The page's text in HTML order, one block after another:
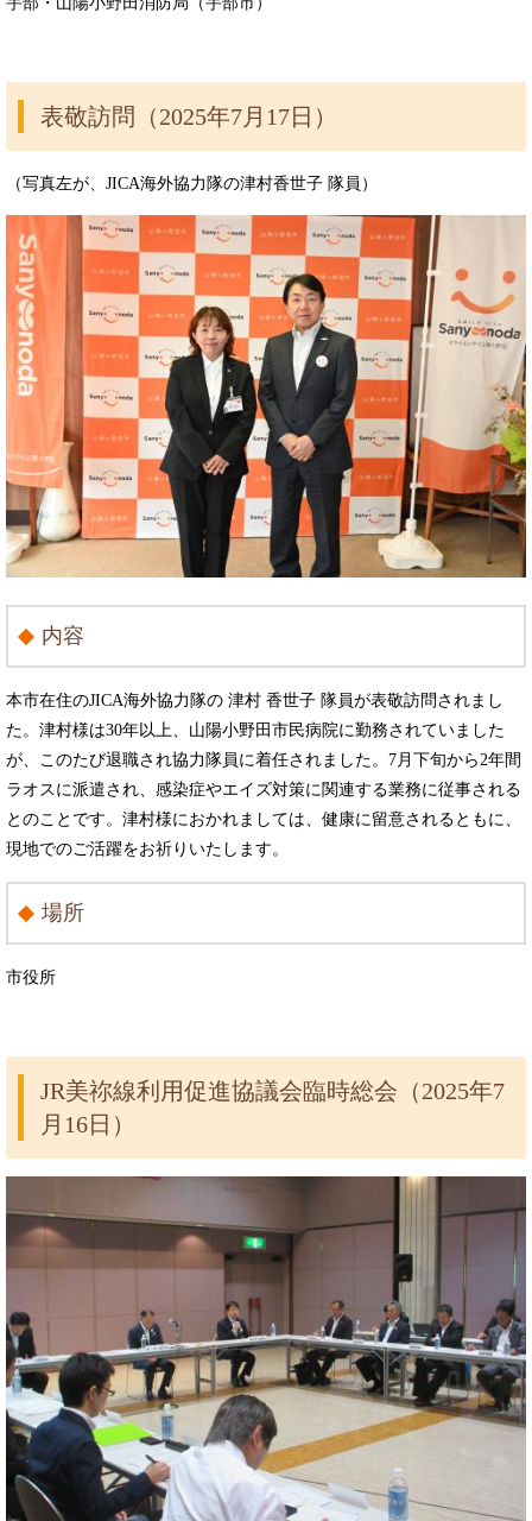
表敬訪問（2025年7月17日）
（写真左が、JICA海外協力隊の津村香世子 隊員）
内容
本市在住のJICA海外協力隊の 津村 香世子 隊員が表敬訪問されまし
た。津村様は30年以上、山陽小野田市民病院に勤務されていました
が、このたび退職され協力隊員に着任されました。7月下旬から2年間
ラオスに派遣され、感染症やエイズ対策に関連する業務に従事される
とのことです。津村様におかれましては、健康に留意されるともに、
現地でのご活躍をお祈りいたします。
場所
市役所
JR美祢線利用促進協議会臨時総会（2025年7
月16日）